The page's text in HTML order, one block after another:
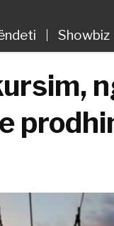
Showbiz